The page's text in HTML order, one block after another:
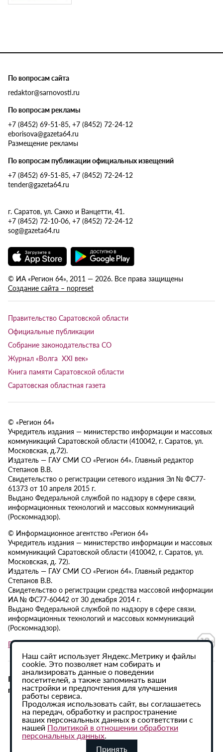
По вопросам сайта
redaktor@sarnovosti.ru
По вопросам рекламы
+7 (8452) 69-51-85, +7 (8452) 72-24-12
eborisova@gazeta64.ru
Размещение рекламы
По вопросам публикации официальных извещений
+7 (8452) 69-51-85, +7 (8452) 72-24-12
tender@gazeta64.ru
г. Саратов, ул. Сакко и Ванцетти, 41.
+7 (8452) 72-10-06, +7 (8452) 72-24-12
sog@gazeta64.ru
© ИА «Регион 64», 2011 — 2026. Все права защищены
Создание сайта – nopreset
Правительство Саратовской области
Официальные публикации
Собрание законодательства СО
Журнал «Волга XXI век»
Книга памяти Саратовской области
Саратовская областная газета
© «Регион 64»
Учредитель издания — министерство информации и массовых
коммуникаций Саратовской области (410042, г. Саратов, ул.
Московская, д.72).
Издатель — ГАУ СМИ СО «Регион 64». Главный редактор
Степанов В.В.
Свидетельство о регистрации сетевого издания Эл № ФС77-
61373 от 10 апреля 2015 г.
Выдано Федеральной службой по надзору в сфере связи,
информационных технологий и массовых коммуникаций
(Роскомнадзор).
© Информационное агентство «Регион 64»
Учредитель издания — министерство информации и массовых
коммуникаций Саратовской области (410042, г. Саратов, ул.
Московская, д. 72).
Издатель — ГАУ СМИ СО «Регион 64». Главный редактор
Степанов В.В.
Свидетельство о регистрации средства массовой информации
ИА № ФС77-60442 от 30 декабря 2014 г.
Выдано Федеральной службой по надзору в сфере связи,
информационных технологий и массовых коммуникаций
(Роскомнадзор).
Политика в отношении обработки персональных данных
При использовании материалов сайта активная
гиперссылка на ИА «Регион 64» обязательна.
Наш сайт использует Яндекс.Метрику и файлы
cookie. Это позволяет нам собирать и
анализировать данные о поведении
посетителей, а также запоминать ваши
настройки и предпочтения для улучшения
работы сервиса.
Продолжая использовать сайт, вы соглашаетесь
на передач, обработку и распространение
ваших персональных данных в соответствии с
нашей Политикой в отношении обработки
персональных данных.
Принять